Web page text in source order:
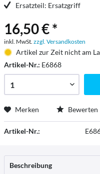
Ersatzteil: Ersatzgriff
16,50 € *
inkl. MwSt. zzgl. Versandkosten
Artikel zur Zeit nicht am
Artikel-Nr.: E6868
Merken Bewerten
Artikel-Nr.:
Beschreibung